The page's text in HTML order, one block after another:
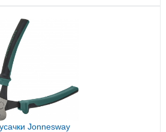
Jonnesway